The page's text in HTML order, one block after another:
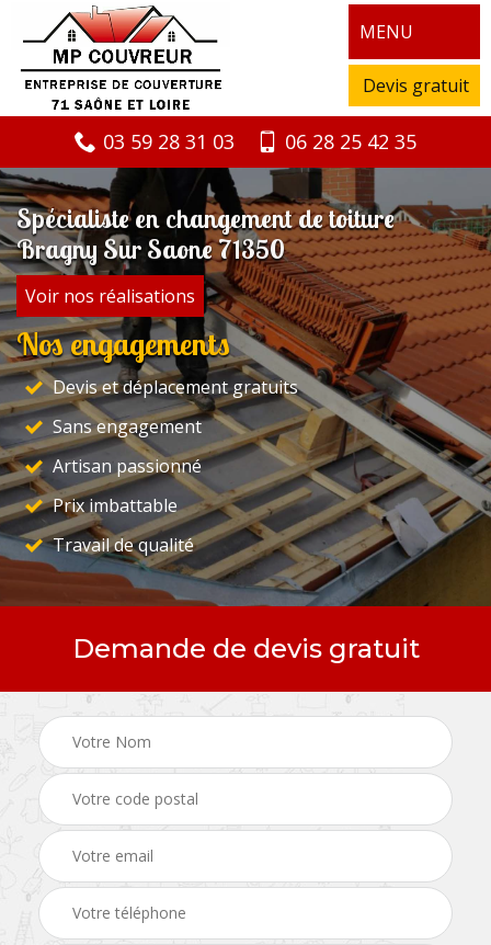
MENU
Devis gratuit
03 59 28 31 03 06 28 25 42 35
Spécialiste en changement de toiture
Bragny Sur Saone 71350
Voir nos réalisations
Nos engagements
Devis et déplacement gratuits
Sans engagement
Artisan passionné
Prix imbattable
Travail de qualité
Demande de devis gratuit